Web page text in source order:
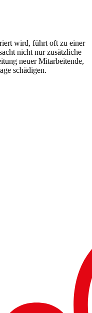
wird, führt oft zu einer
nicht nur zusätzliche
neuer Mitarbeitende,
schädigen.